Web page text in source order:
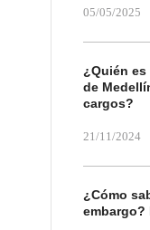
05/05/2025
¿Quién
de
cargos?
21/11/2024
¿Cómo
embargo?